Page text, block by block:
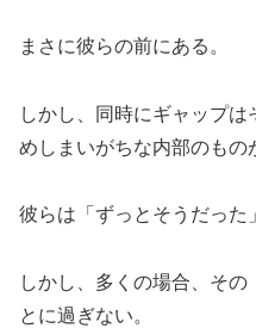
まさに彼らの前にある。
しかし、同時にギャップ
めしまいがちな内部のもの
彼らは「ずっとそうだった
しかし、多くの場合、その
とに過ぎない。